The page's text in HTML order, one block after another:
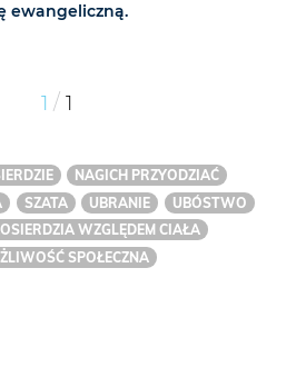
ewangeliczną.
1 / 1
NAGICH PRZYODZIAĆ
SZATA UBRANIE
UBÓSTWO
WZGLĘDEM CIAŁA
SPOŁECZNA